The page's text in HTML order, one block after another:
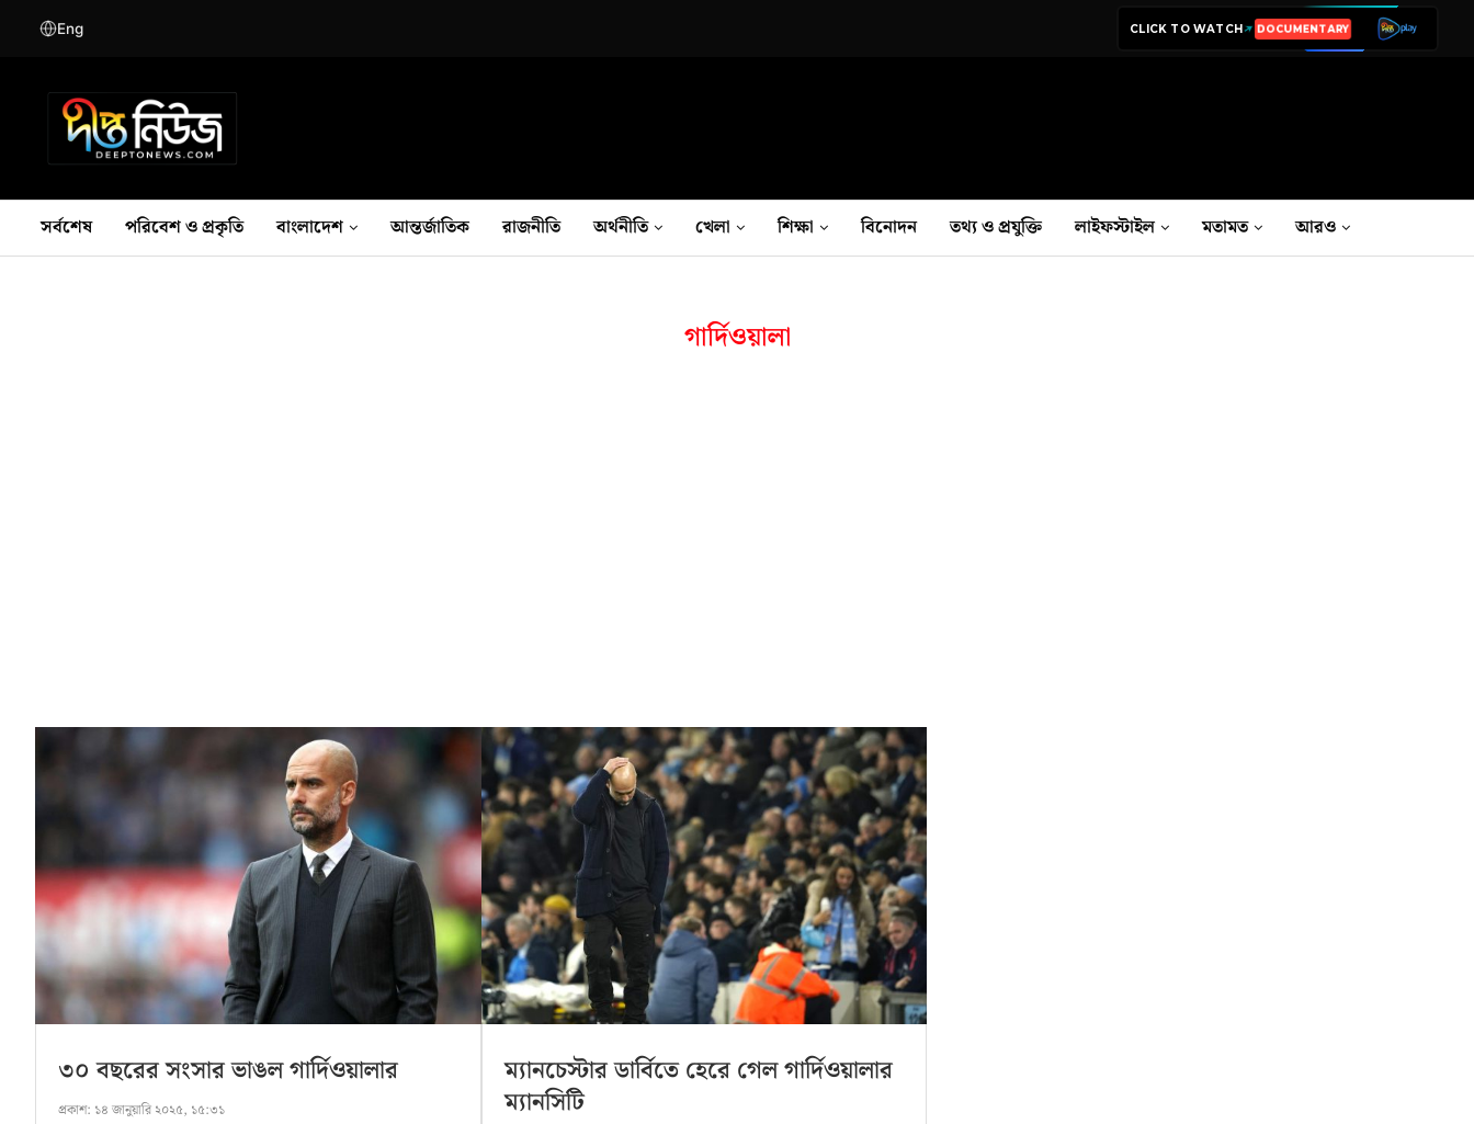
Eng CLICK TO WATCH LIVE TV
সর্বশেষ পরিবেশ ও প্রকৃতি বাংলাদেশ আন্তর্জাতিক রাজনীতি অর্থনীতি খেলা শিক্ষা বিনোদন তথ‍্য ও প্রযুক্তি লাইফস্টাইল মতামত আরও
গার্দিওয়ালা
৩০ বছরের সংসার ভাঙল গার্দিওয়ালার
প্রকাশ: ১৪ জানুয়ারি ২০২৫, ১৫:৩১
ম‍্যানচেস্টার ডার্বিতে হেরে গেল গার্দিওয়ালার
ম্যানসিটি